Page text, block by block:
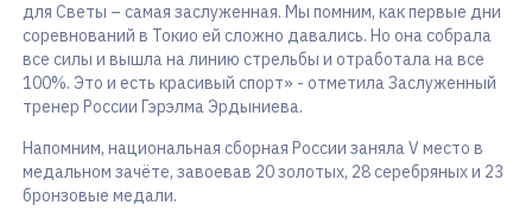
для Светы – самая заслуженная. Мы помним, как первые дни
соревнований в Токио ей сложно давались. Но она собрала
все силы и вышла на линию стрельбы и отработала на все
100%. Это и есть красивый спорт» - отметила Заслуженный
тренер России Гэрэлма Эрдыниева.
Напомним, национальная сборная России заняла V место в
медальном зачёте, завоевав 20 золотых, 28 серебряных и 23
бронзовые медали.